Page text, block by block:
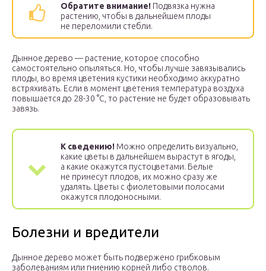
Обратите внимание! Подвязка нужна
растению, чтобы в дальнейшем плоды
не переломили стебли.
Дынное дерево — растение, которое способно
самостоятельно опыляться. Но, чтобы лучше завязывались
плоды, во время цветения кустики необходимо аккуратно
встряхивать. Если в момент цветения температура воздуха
повышается до 28-30 °С, то растение не будет образовывать
завязь.
К сведению! Можно определить визуально,
какие цветы в дальнейшем вырастут в ягоды,
а какие окажутся пустоцветами. Белые
не принесут плодов, их можно сразу же
удалять. Цветы с фиолетовыми полосами
окажутся плодоносными.
Болезни и вредители
Дынное дерево может быть подвержено грибковым
заболеваниям или гниению корней либо стволов.